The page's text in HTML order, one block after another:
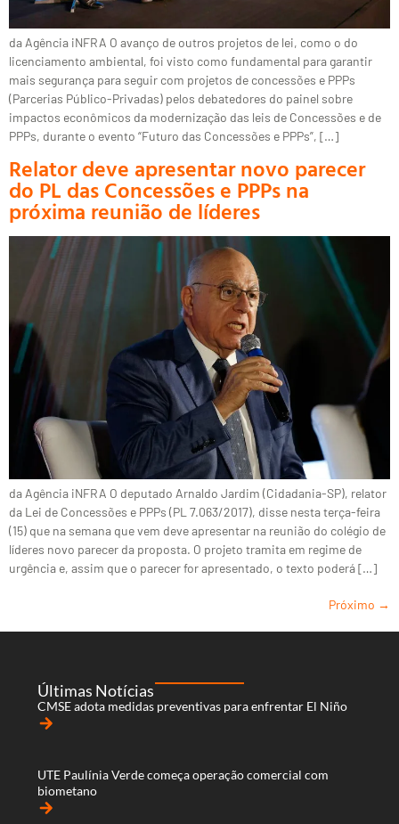
da Agência iNFRA O avanço de outros projetos de lei, como o do
licenciamento ambiental, foi visto como fundamental para garantir
mais segurança para seguir com projetos de concessões e PPPs
(Parcerias Público-Privadas) pelos debatedores do painel sobre
impactos econômicos da modernização das leis de Concessões e de
PPPs, durante o evento “Futuro das Concessões e PPPs”, […]
Relator deve apresentar novo parecer
do PL das Concessões e PPPs na
próxima reunião de líderes
da Agência iNFRA O deputado Arnaldo Jardim (Cidadania-SP), relator
da Lei de Concessões e PPPs (PL 7.063/2017), disse nesta terça-feira
(15) que na semana que vem deve apresentar na reunião do colégio de
líderes novo parecer da proposta. O projeto tramita em regime de
urgência e, assim que o parecer for apresentado, o texto poderá […]
Próximo →
Últimas Notícias
CMSE adota medidas preventivas para enfrentar El Niño
arrow_forward
UTE Paulínia Verde começa operação comercial com
biometano
arrow_forward